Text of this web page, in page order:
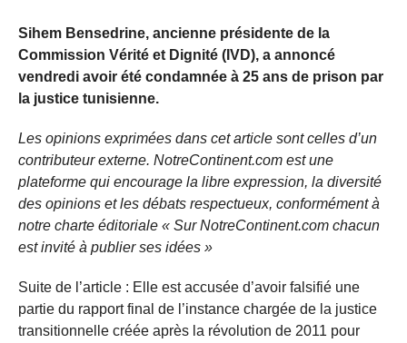
Sihem Bensedrine, ancienne présidente de la
Commission Vérité et Dignité (IVD), a annoncé
vendredi avoir été condamnée à 25 ans de prison par
la justice tunisienne.
Les opinions exprimées dans cet article sont celles d’un
contributeur externe. NotreContinent.com est une
plateforme qui encourage la libre expression, la diversité
des opinions et les débats respectueux, conformément à
notre charte éditoriale « Sur NotreContinent.com chacun
est invité à publier ses idées »
Suite de l’article : Elle est accusée d’avoir falsifié une
partie du rapport final de l’instance chargée de la justice
transitionnelle créée après la révolution de 2011 pour